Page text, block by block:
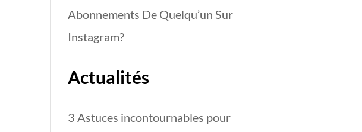
Abonnements De Quelqu’un Sur
Instagram?
Actualités
3 Astuces incontournables pour